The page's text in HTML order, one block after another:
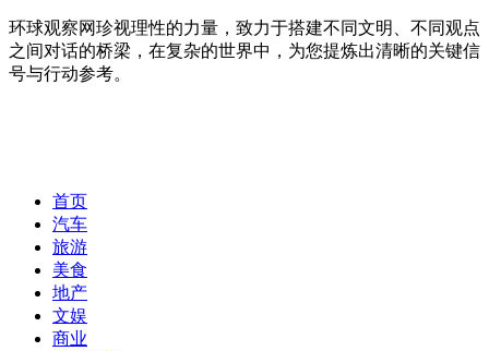
环球观察网珍视理性的力量，致力于搭建不同文明、不同观点
之间对话的桥梁，在复杂的世界中，为您提炼出清晰的关键信
号与行动参考。
首页
汽车
旅游
美食
地产
文娱
商业